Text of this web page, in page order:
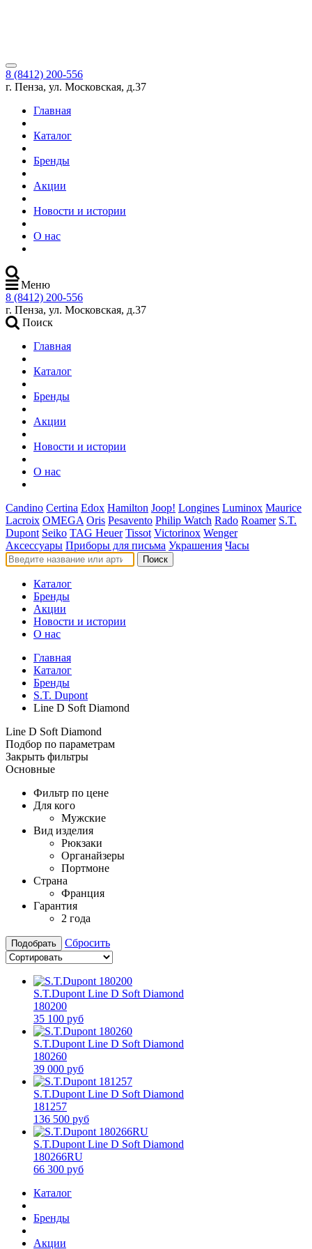
8 (8412) 200-556
г. Пенза, ул. Московская, д.37
Главная
Каталог
Бренды
Акции
Новости и истории
О нас
Меню
8 (8412) 200-556
г. Пенза, ул. Московская, д.37
Поиск
Главная
Каталог
Бренды
Акции
Новости и истории
О нас
Candino Certina Edox Hamilton Joop! Longines Luminox Maurice
Lacroix OMEGA Oris Pesavento Philip Watch Rado Roamer S.T.
Dupont Seiko TAG Heuer Tissot Victorinox Wenger
Аксессуары Приборы для письма Украшения Часы
Поиск
Каталог
Бренды
Акции
Новости и истории
О нас
Главная
Каталог
Бренды
S.T. Dupont
Line D Soft Diamond
Line D Soft Diamond
Подбор по параметрам
Закрыть фильтры
Основные
Фильтр по цене
Для кого
Мужские
Вид изделия
Рюкзаки
Органайзеры
Портмоне
Страна
Франция
Гарантия
2 года
Подобрать Сбросить
S.T.Dupont Line D Soft Diamond
180200
35 100 руб
S.T.Dupont Line D Soft Diamond
180260
39 000 руб
S.T.Dupont Line D Soft Diamond
181257
136 500 руб
S.T.Dupont Line D Soft Diamond
180266RU
66 300 руб
Каталог
Бренды
Акции